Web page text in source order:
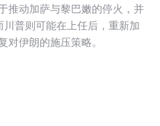
推动加萨与黎巴嫩的停火，并
普则可能在上任后，重新加
对伊朗的施压策略。